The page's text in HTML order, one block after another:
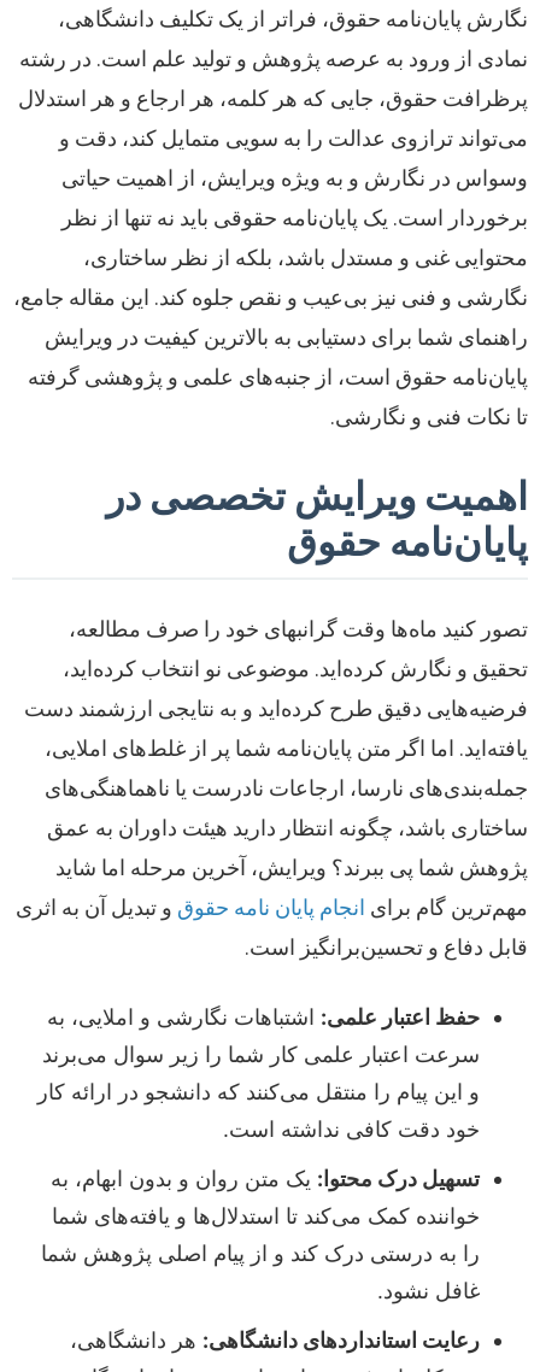
نگارش پایان‌نامه حقوق، فراتر از یک تکلیف دانشگاهی،
نمادی از ورود به عرصه پژوهش و تولید علم است. در رشته
پرظرافت حقوق، جایی که هر کلمه، هر ارجاع و هر استدلال
می‌تواند ترازوی عدالت را به سویی متمایل کند، دقت و
وسواس در نگارش و به ویژه ویرایش، از اهمیت حیاتی
برخوردار است. یک پایان‌نامه حقوقی باید نه تنها از نظر
محتوایی غنی و مستدل باشد، بلکه از نظر ساختاری،
نگارشی و فنی نیز بی‌عیب و نقص جلوه کند. این مقاله جامع،
راهنمای شما برای دستیابی به بالاترین کیفیت در ویرایش
پایان‌نامه حقوق است، از جنبه‌های علمی و پژوهشی گرفته
تا نکات فنی و نگارشی.
اهمیت ویرایش تخصصی در
پایان‌نامه حقوق
تصور کنید ماه‌ها وقت گرانبهای خود را صرف مطالعه،
تحقیق و نگارش کرده‌اید. موضوعی نو انتخاب کرده‌اید،
فرضیه‌هایی دقیق طرح کرده‌اید و به نتایجی ارزشمند دست
یافته‌اید. اما اگر متن پایان‌نامه شما پر از غلط‌های املایی،
جمله‌بندی‌های نارسا، ارجاعات نادرست یا ناهماهنگی‌های
ساختاری باشد، چگونه انتظار دارید هیئت داوران به عمق
پژوهش شما پی ببرند؟ ویرایش، آخرین مرحله اما شاید
مهم‌ترین گام برای انجام پایان نامه حقوق و تبدیل آن به اثری
قابل دفاع و تحسین‌برانگیز است.
حفظ اعتبار علمی: اشتباهات نگارشی و املایی، به
سرعت اعتبار علمی کار شما را زیر سوال می‌برند
و این پیام را منتقل می‌کنند که دانشجو در ارائه کار
خود دقت کافی نداشته است.
تسهیل درک محتوا: یک متن روان و بدون ابهام، به
خواننده کمک می‌کند تا استدلال‌ها و یافته‌های شما
را به درستی درک کند و از پیام اصلی پژوهش شما
غافل نشود.
رعایت استانداردهای دانشگاهی: هر دانشگاهی،